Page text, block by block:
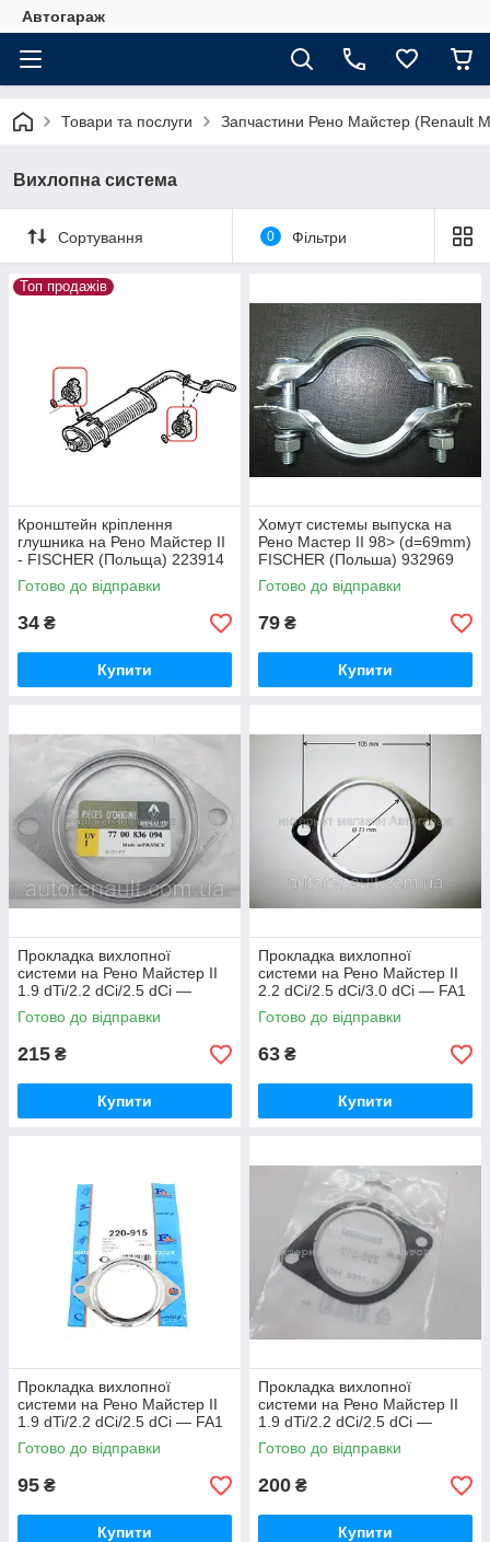
Автогараж
Товари та послуги Запчастини Рено Майстер (Renault
Вихлопна система
Сортування 0 Фільтри
Топ продажів
Кронштейн кріплення
глушника на Рено Майстер II
- FISCHER (Польща) 223914
Готово до відправки
34 ₴
Купити
Хомут системы выпуска на
Рено Мастер II 98> (d=69mm)
FISCHER (Польша) 932969
Готово до відправки
79 ₴
Купити
Прокладка вихлопної
системи на Рено Майстер ІІ
1.9 dTi/2.2 dCi/2.5 dCi —
Renault (Оригінал) -
7700836094
Готово до відправки
215 ₴
Купити
Прокладка вихлопної
системи на Рено Майстер ІІ
2.2 dCi/2.5 dCi/3.0 dCi — FA1
(Польща) 220919
Готово до відправки
63 ₴
Купити
Прокладка вихлопної
системи на Рено Майстер ІІ
1.9 dTi/2.2 dCi/2.5 dCi — FA1
(Польща) 220915
Готово до відправки
95 ₴
Купити
Прокладка вихлопної
системи на Рено Майстер ІІ
1.9 dTi/2.2 dCi/2.5 dCi —
BOSAL (Бельгія)-256312
Готово до відправки
200 ₴
Купити